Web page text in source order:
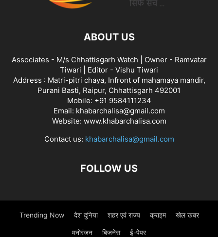
ABOUT US
Associates - M/s Chhattisgarh Watch | Owner - Ramvatar
Tiwari | Editor - Vishu Tiwari
Address : Matri-pitri chaya, Infront of mahamaya mandir,
Purani Basti, Raipur, Chhattisgarh 492001
Mobile: +91 9584111234
Email: khabarchalisa@gmail.com
Website: www.khabarchalisa.com
Contact us: khabarchalisa@gmail.com
FOLLOW US
Trending Now देश दुनिया शहर एवं राज्य क्राइम खेल खबर
मनोरंजन बिजनेस ई-पेपर